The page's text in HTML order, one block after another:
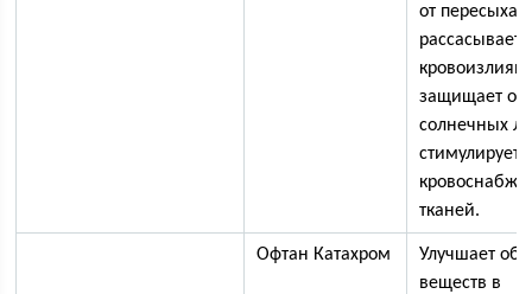
от
рассасывает
защищает от
солнечных
стимулирует
тканей.
Офтан Катахром
Улучшает
веществ в